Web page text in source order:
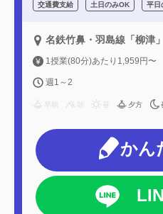
交通費支給 土日のみOK 平日
名鉄竹鼻・羽島線「柳津
1授業(80分)あたり1,959円〜
週1～2
早朝 夕方
かん